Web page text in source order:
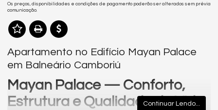
Os preços, disponibilidades e condições de pagamento poderão ser alterados sem prévia
comunicação.
Apartamento no Edifício Mayan Palace
em Balneário Camboriú
Mayan Palace — Conforto,
Estrutura e Qualidade de Vida
Continuar Lendo...